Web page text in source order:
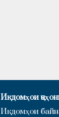
Иқдомҳои
Иқдомҳои